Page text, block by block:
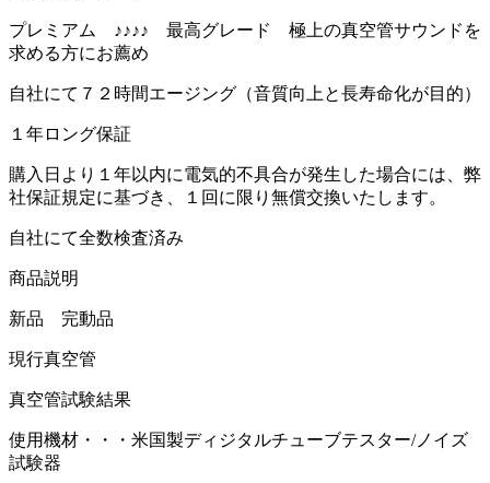
プレミアム ♪♪♪♪ 最高グレード 極上の真空管サウンドを
求める方にお薦め
自社にて７２時間エージング（音質向上と長寿命化が目的）
１年ロング保証
購入日より１年以内に電気的不具合が発生した場合には、弊
社保証規定に基づき、１回に限り無償交換いたします。
自社にて全数検査済み
商品説明
新品 完動品
現行真空管
真空管試験結果
使用機材・・・米国製ディジタルチューブテスター/ノイズ
試験器